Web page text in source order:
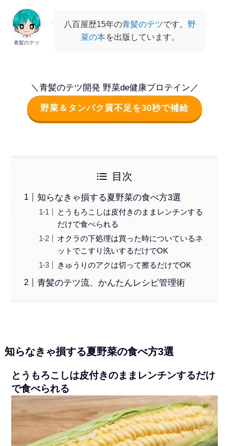
青髪のテツ
八百屋歴15年の青髪のテツです。 野
菜の本を出版しています。
＼青髪のテツ開発 野菜de健康プロテイン／
野菜＆タンパク質不足を30秒で補給
目次
知らなきゃ損する夏野菜の食べ方3選
とうもろこしは皮付きのままレンチンする
だけで食べられる
オクラの下処理は買った時についているネ
ットでこすり洗いするだけでOK
きゅうりのアクは切って擦るだけでOK
青髪のテツ流、かんたんレシピ管理術
知らなきゃ損する夏野菜の食べ方3選
とうもろこしは皮付きのままレンチンするだけ
で食べられる